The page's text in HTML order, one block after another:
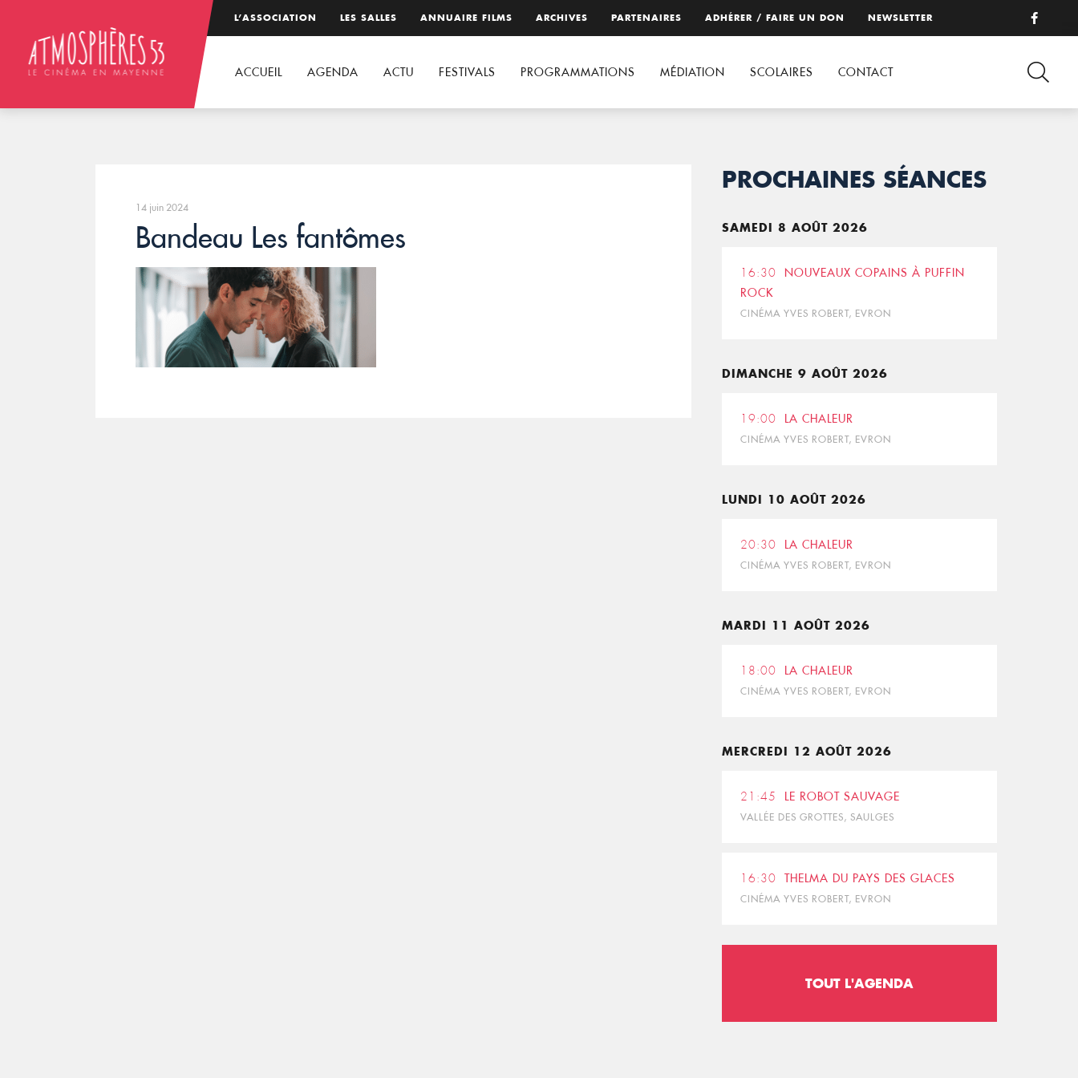
L’ASSOCIATION LES SALLES ANNUAIRE FILMS ARCHIVES PARTENAIRES ADHÉRER / FAIRE UN DON NEWSLETTER
ACCUEIL AGENDA ACTU FESTIVALS PROGRAMMATIONS MÉDIATION SCOLAIRES CONTACT
14 juin 2024
Bandeau Les fantômes
PROCHAINES SÉANCES
SAMEDI 8 AOÛT 2026
16:30
NOUVEAUX COPAINS À PUFFIN
ROCK
CINÉMA YVES ROBERT, EVRON
DIMANCHE 9 AOÛT 2026
19:00 LA CHALEUR
CINÉMA YVES ROBERT, EVRON
LUNDI 10 AOÛT 2026
20:30 LA CHALEUR
CINÉMA YVES ROBERT, EVRON
MARDI 11 AOÛT 2026
18:00 LA CHALEUR
CINÉMA YVES ROBERT, EVRON
MERCREDI 12 AOÛT 2026
21:45 LE ROBOT SAUVAGE
VALLÉE DES GROTTES, SAULGES
16:30 THELMA DU PAYS DES GLACES
CINÉMA YVES ROBERT, EVRON
TOUT L'AGENDA